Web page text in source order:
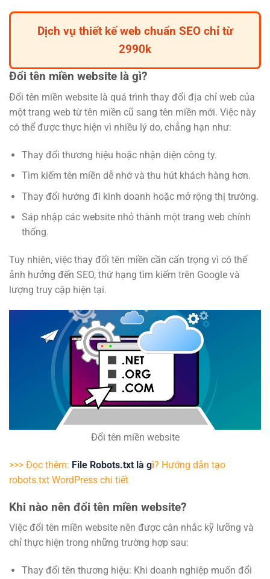
Dịch vụ thiết kế web chuẩn SEO chỉ từ
2990k
Đổi tên miền website là gì?
Đổi tên miền website là quá trình thay đổi địa chỉ web của
một trang web từ tên miền cũ sang tên miền mới. Việc này
có thể được thực hiện vì nhiều lý do, chẳng hạn như:
Thay đổi thương hiệu hoặc nhận diện công ty.
Tìm kiếm tên miền dễ nhớ và thu hút khách hàng hơn.
Thay đổi hướng đi kinh doanh hoặc mở rộng thị trường.
Sáp nhập các website nhỏ thành một trang web chính
thống.
Tuy nhiên, việc thay đổi tên miền cần cẩn trọng vì có thể
ảnh hưởng đến SEO, thứ hạng tìm kiếm trên Google và
lượng truy cập hiện tại.
Đổi tên miền website
>>> Đọc thêm: File Robots.txt là gì? Hướng dẫn tạo
robots.txt WordPress chi tiết
Khi nào nên đổi tên miền website?
Việc đổi tên miền website nên được cân nhắc kỹ lưỡng và
chỉ thực hiện trong những trường hợp sau:
Thay đổi tên thương hiệu: Khi doanh nghiệp muốn đổi